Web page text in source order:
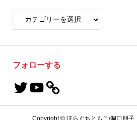
フォローする
Copyright © ほらぐちともこ/洞口朋子